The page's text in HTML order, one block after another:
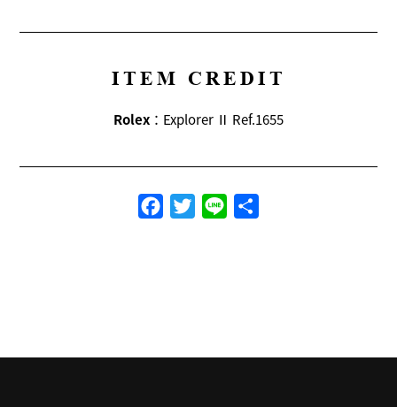
ITEM CREDIT
Rolex：Explorer Ⅱ Ref.1655
FacebookTwitterLine